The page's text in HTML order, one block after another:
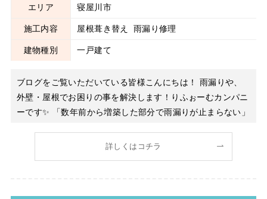
エリア 寝屋川市
施工内容 屋根葺き替え 雨漏り修理
建物種別 一戸建て
ブログをご覧いただいている皆様こんにちは！ 雨漏りや、
外壁・屋根でお困りの事を解決します！りふぉーむカンパニ
ーです✨ 「数年前から増築した部分で雨漏りが止まらない」
気持ちで過ごされていたそうです。 現地を確認させていた
詳しくはコチラ